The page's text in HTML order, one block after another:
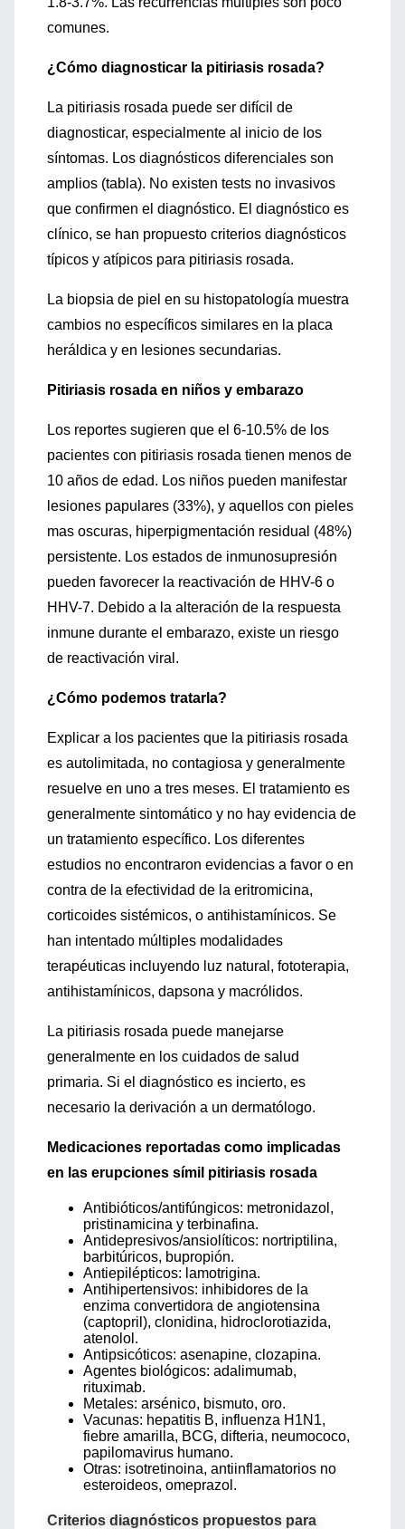
comunes.
¿Cómo diagnosticar la pitiriasis rosada?
La pitiriasis rosada puede ser difícil de
diagnosticar, especialmente al inicio de los
síntomas. Los diagnósticos diferenciales son
amplios (tabla). No existen tests no invasivos
que confirmen el diagnóstico. El diagnóstico es
clínico, se han propuesto criterios diagnósticos
típicos y atípicos para pitiriasis rosada.
La biopsia de piel en su histopatología muestra
cambios no específicos similares en la placa
heráldica y en lesiones secundarias.
Pitiriasis rosada en niños y embarazo
Los reportes sugieren que el 6-10.5% de los
pacientes con pitiriasis rosada tienen menos de
10 años de edad. Los niños pueden manifestar
lesiones papulares (33%), y aquellos con pieles
mas oscuras, hiperpigmentación residual (48%)
persistente. Los estados de inmunosupresión
pueden favorecer la reactivación de HHV-6 o
HHV-7. Debido a la alteración de la respuesta
inmune durante el embarazo, existe un riesgo
de reactivación viral.
¿Cómo podemos tratarla?
Explicar a los pacientes que la pitiriasis rosada
es autolimitada, no contagiosa y generalmente
resuelve en uno a tres meses. El tratamiento es
generalmente sintomático y no hay evidencia de
un tratamiento específico. Los diferentes
estudios no encontraron evidencias a favor o en
contra de la efectividad de la eritromicina,
corticoides sistémicos, o antihistamínicos. Se
han intentado múltiples modalidades
terapéuticas incluyendo luz natural, fototerapia,
antihistamínicos, dapsona y macrólidos.
La pitiriasis rosada puede manejarse
generalmente en los cuidados de salud
primaria. Si el diagnóstico es incierto, es
necesario la derivación a un dermatólogo.
Medicaciones reportadas como implicadas
en las erupciones símil pitiriasis rosada
Antibióticos/antifúngicos: metronidazol,
pristinamicina y terbinafina.
Antidepresivos/ansiolíticos: nortriptilina,
barbitúricos, bupropión.
Antiepilépticos: lamotrigina.
Antihipertensivos: inhibidores de la
enzima convertidora de angiotensina
(captopril), clonidina, hidroclorotiazida,
atenolol.
Antipsicóticos: asenapine, clozapina.
Agentes biológicos: adalimumab,
rituximab.
Metales: arsénico, bismuto, oro.
Vacunas: hepatitis B, influenza H1N1,
fiebre amarilla, BCG, difteria, neumococo,
papilomavirus humano.
Otras: isotretinoina, antiinflamatorios no
esteroideos, omeprazol.
Criterios diagnósticos propuestos para